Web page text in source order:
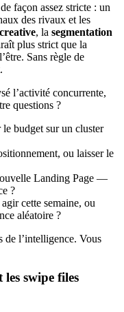
de façon assez stricte : un
des rivaux et les
creative, la segmentation
plus strict que la
Sans règle de
l’activité concurrente,
questions ?
budget sur un cluster
ou laisser le
Landing Page —
?
cette semaine, ou
aléatoire ?
de l’intelligence. Vous
swipe files